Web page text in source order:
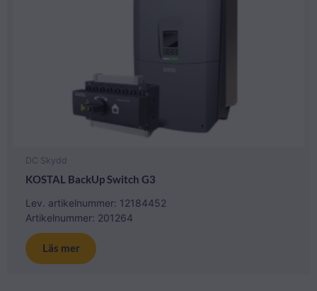
DC Skydd
KOSTAL BackUp Switch G3
Lev. artikelnummer: 12184452
Artikelnummer: 201264
Läs mer